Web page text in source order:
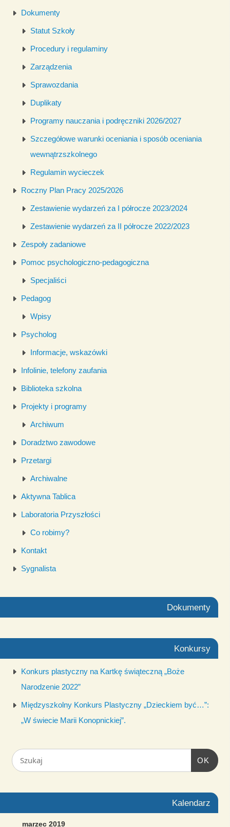
Dokumenty
Statut Szkoły
Procedury i regulaminy
Zarządzenia
Sprawozdania
Duplikaty
Programy nauczania i podręczniki 2026/2027
Szczegółowe warunki oceniania i sposób oceniania
wewnątrzszkolnego
Regulamin wycieczek
Roczny Plan Pracy 2025/2026
Zestawienie wydarzeń za I półrocze 2023/2024
Zestawienie wydarzeń za II półrocze 2022/2023
Zespoły zadaniowe
Pomoc psychologiczno-pedagogiczna
Specjaliści
Pedagog
Wpisy
Psycholog
Informacje, wskazówki
Infolinie, telefony zaufania
Biblioteka szkolna
Projekty i programy
Archiwum
Doradztwo zawodowe
Przetargi
Archiwalne
Aktywna Tablica
Laboratoria Przyszłości
Co robimy?
Kontakt
Sygnalista
Dokumenty
Konkursy
Konkurs plastyczny na Kartkę świąteczną „Boże
Narodzenie 2022”
Międzyszkolny Konkurs Plastyczny „Dzieckiem być…”:
„W świecie Marii Konopnickiej”.
OK
Kalendarz
marzec 2019